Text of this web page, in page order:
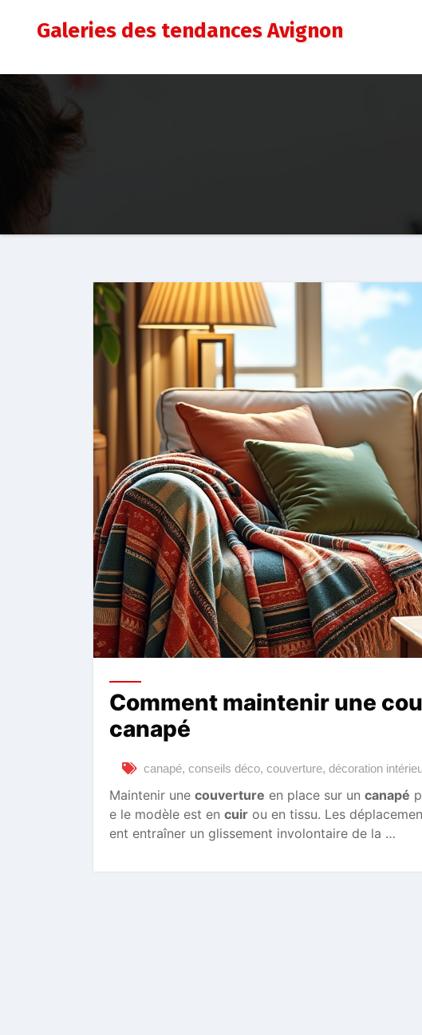
Galeries des tendances Avignon
Comment maintenir une
canapé
canapé, conseils déco, couverture, décoration
Maintenir une couverture en place sur un canapé
e le modèle est en cuir ou en tissu. Les
ent entraîner un glissement involontaire de la …